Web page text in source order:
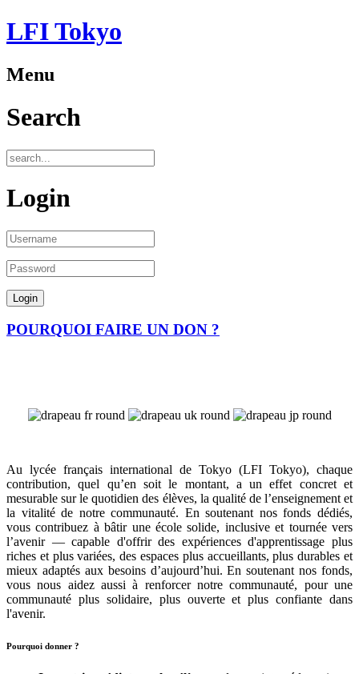
LFI Tokyo
Menu
Search
Login
POURQUOI FAIRE UN DON ?
Au lycée français international de Tokyo (LFI Tokyo), chaque
contribution, quel qu’en soit le montant, a un effet concret et
mesurable sur le quotidien des élèves, la qualité de l’enseignement et
la vitalité de notre communauté. En soutenant nos fonds dédiés,
vous contribuez à bâtir une école solide, inclusive et tournée vers
l’avenir — capable d'offrir des expériences d'apprentissage plus
riches et plus variées, des espaces plus accueillants, plus durables et
mieux adaptés aux besoins d’aujourd’hui. En soutenant nos fonds,
vous nous aidez aussi à renforcer notre communauté, pour une
communauté plus solidaire, plus ouverte et plus confiante dans
l'avenir.
Pourquoi donner ?